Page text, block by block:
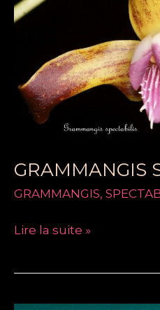
GRAMMANGIS
GRAMMANGIS,
Lire la suite »